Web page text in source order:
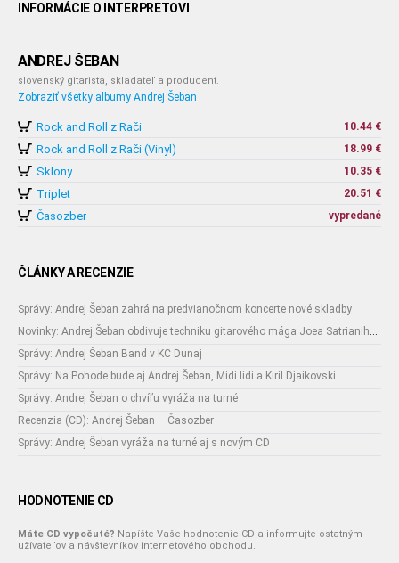
INFORMÁCIE O INTERPRETOVI
ANDREJ ŠEBAN
slovenský gitarista, skladateľ a producent.
Zobraziť všetky albumy Andrej Šeban
Rock and Roll z Rači 10.44 €
Rock and Roll z Rači (Vinyl) 18.99 €
Sklony 10.35 €
Triplet 20.51 €
Časozber vypredané
ČLÁNKY A RECENZIE
Správy: Andrej Šeban zahrá na predvianočnom koncerte nové skladby
Novinky: Andrej Šeban obdivuje techniku gitarového mága Joea Satrianiho, ktorú si fanúšikovia vychutnajú 14.10. v Bratislave!
Správy: Andrej Šeban Band v KC Dunaj
Správy: Na Pohode bude aj Andrej Šeban, Midi lidi a Kiril Djaikovski
Správy: Andrej Šeban o chvíľu vyráža na turné
Recenzia (CD): Andrej Šeban – Časozber
Správy: Andrej Šeban vyráža na turné aj s novým CD
HODNOTENIE CD
Máte CD vypočuté? Napíšte Vaše hodnotenie CD a informujte ostatným
užívateľov a návštevníkov internetového obchodu.